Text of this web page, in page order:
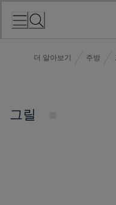
더 알아보기 주방
그릴